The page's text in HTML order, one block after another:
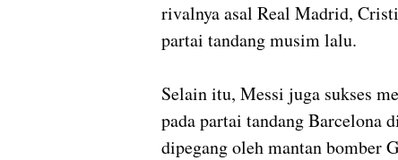
rivalnya asal Real Madrid,
partai tandang musim lalu.
Selain itu, Messi juga sukses
pada partai tandang Barcelona
dipegang oleh mantan bomber